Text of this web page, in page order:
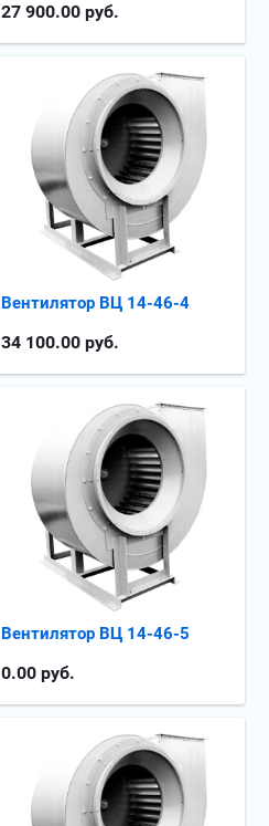
27 900.00 руб.
Вентилятор ВЦ 14-46-4
34 100.00 руб.
Вентилятор ВЦ 14-46-5
0.00 руб.